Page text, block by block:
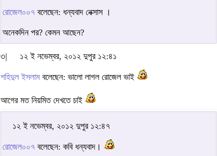
রোজেল০০৭ বলেছেন: ধন্যবাদ নেক্সাস ।
অনেকদিন পর? কেমন আছেন?
৩| ১২ ই নভেম্বর, ২০১২ দুপুর ১২:৪১
শহিদুল ইসলামবলেছেন: ভালো লাগল রোজেল ভাই
আগের মত নিয়মিত দেখতে চাই
১২ ই নভেম্বর, ২০১২ দুপুর ১২:৪৭
রোজেল০০৭ বলেছেন: কবি ধন্যবাদ।